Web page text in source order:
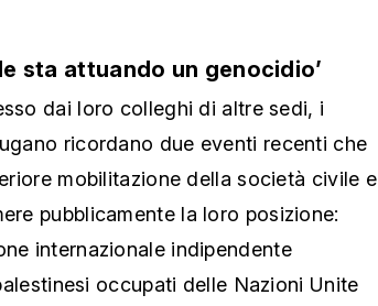
sta attuando un genocidio’
dai loro colleghi di altre sedi, i
ricordano due eventi recenti che
mobilitazione della società civile e
pubblicamente la loro posizione:
internazionale indipendente
occupati delle Nazioni Unite